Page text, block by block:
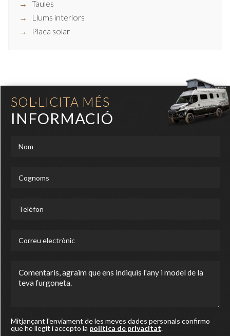
Taules
Llums interiors
Placa solar
SOL·LICITA MÉS
INFORMACIÓ
Mitjançant l'enviament de les meves dades personals confirmo
que he llegit i accepto la política de privacitat.